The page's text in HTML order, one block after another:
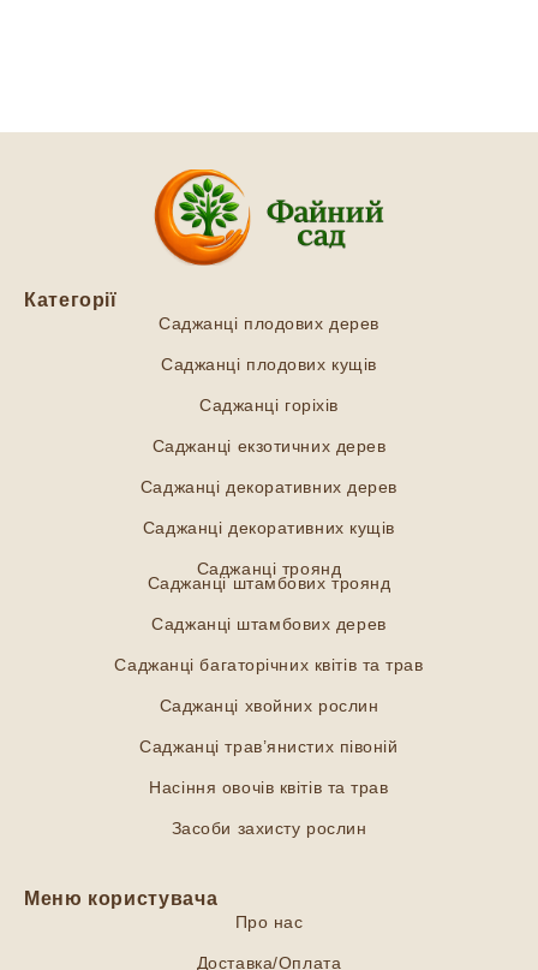
Категорії
Саджанці плодових дерев
Саджанці плодових кущів
Саджанці горіхів
Саджанці екзотичних дерев
Саджанці декоративних дерев
Саджанці декоративних кущів
Саджанці троянд
Саджанці штамбових троянд
Саджанці штамбових дерев
Саджанці багаторічних квітів та трав
Саджанці хвойних рослин
Саджанці трав’янистих півоній
Насіння овочів квітів та трав
Засоби захисту рослин
Меню користувача
Про нас
Доставка/Оплата